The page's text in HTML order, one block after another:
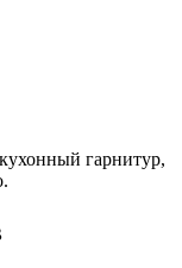
гарнитур,